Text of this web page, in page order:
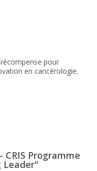
pour
en cancérologie.
CRIS Programme
Leader"